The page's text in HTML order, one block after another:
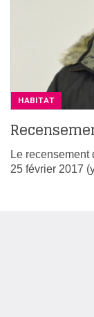
HABITAT
Le
25 février 2017